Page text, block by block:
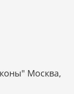
защищает
времени иМосква,